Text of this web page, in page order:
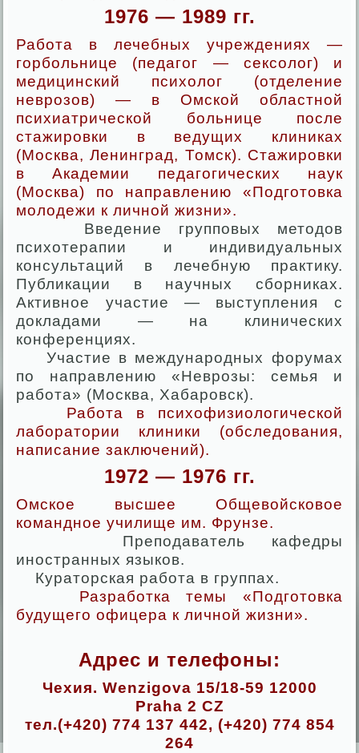
1976 — 1989 гг.
Работа в лечебных учреждениях —
горбольнице (педагог — сексолог) и
медицинский психолог (отделение
неврозов) — в Омской областной
психиатрической больнице после
стажировки в ведущих клиниках
(Москва, Ленинград, Томск). Стажировки
в Академии педагогических наук
(Москва) по направлению «Подготовка
молодежи к личной жизни».
Введение групповых методов
психотерапии и индивидуальных
консультаций в лечебную практику.
Публикации в научных сборниках.
Активное участие — выступления с
докладами — на клинических
конференциях.
Участие в международных форумах
по направлению «Неврозы: семья и
работа» (Москва, Хабаровск).
Работа в психофизиологической
лаборатории клиники (обследования,
написание заключений).
1972 — 1976 гг.
Омское высшее Общевойсковое
командное училище им. Фрунзе.
Преподаватель кафедры
иностранных языков.
Кураторская работа в группах.
Разработка темы «Подготовка
будущего офицера к личной жизни».
Адрес и телефоны:
Чехия. Wenzigova 15/18-59 12000
Praha 2 CZ
тел.(+420) 774 137 442, (+420) 774 854
264